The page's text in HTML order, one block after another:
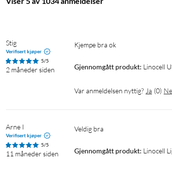
Stig
Verifisert kjøper
5/5
2 måneder siden
Kjempe bra ok
Gjennomgått produkt: Linocell
Var anmeldelsen nyttig? Ja (0)
Arne I
Verifisert kjøper
5/5
11 måneder siden
Veldig bra
Gjennomgått produkt: Linocell